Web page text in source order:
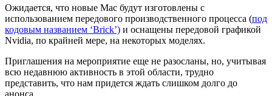
Ожидается, что новые Mac будут изготовлены с
использованием передового производственного процесса (под
кодовым названием ‘Brick’) и оснащены передовой графикой
Nvidia, по крайней мере, на некоторых моделях.
Приглашения на мероприятие еще не разосланы, но, учитывая
всю недавнюю активность в этой области, трудно
представить, что нам придется ждать слишком долго до
анонса.